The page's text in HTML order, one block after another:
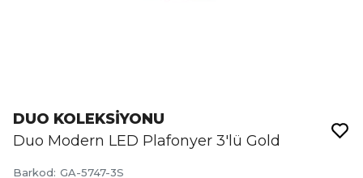
DUO KOLEKSİYONU
Duo Modern LED Plafonyer 3'lü Gold
Barkod: GA-5747-3S